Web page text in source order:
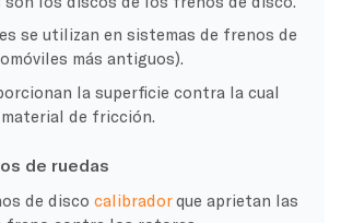
se utilizan en sistemas de frenos de
más antiguos).
la superficie contra la cual
de fricción.
de ruedas
de discocalibradorque aprietan las